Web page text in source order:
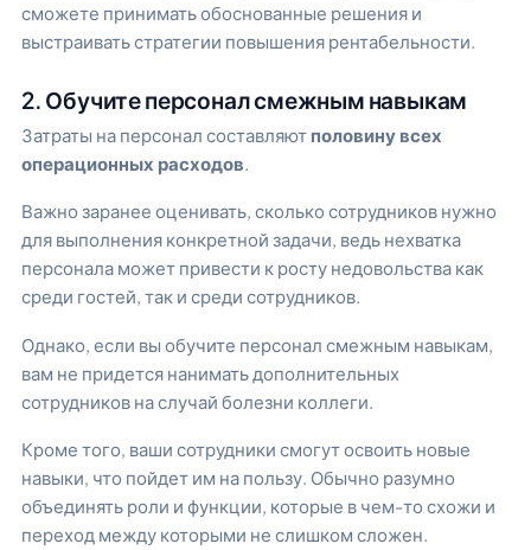
сможете принимать обоснованные решения и
выстраивать стратегии повышения рентабельности.
2. Обучите персонал смежным навыкам
Затраты на персонал составляют половину всех
операционных расходов
Важно заранее оценивать, сколько сотрудников нужно
для выполнения конкретной задачи, ведь нехватка
персонала может привести к росту недовольства как
среди гостей, так и среди сотрудников.
Однако, если вы обучите персонал смежным навыкам,
вам не придется нанимать дополнительных
сотрудников на случай болезни коллеги.
Кроме того, ваши сотрудники смогут освоить новые
навыки, что пойдет им на пользу. Обычно разумно
объединять роли и функции, которые в чем-то схожи и
переход между которыми не слишком сложен.